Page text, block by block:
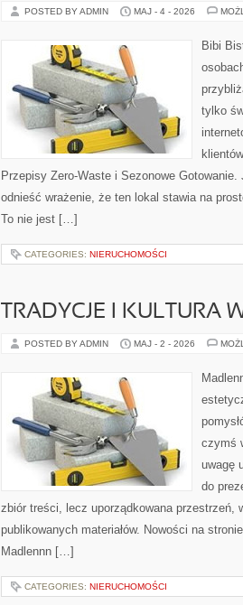
POSTED BY ADMIN MAJ - 4 - 2026
Bibi
tylko
Przepisy Zero-Waste i Sezonowe
odnieść wrażenie, że ten lokal stawia na
To nie jest […]
CATEGORIES: NIERUCHOMOŚCI
TRADYCJE I KULTURA
POSTED BY ADMIN MAJ - 2 - 2026
czymś
uwagę
do
zbiór treści, lecz uporządkowana
publikowanych materiałów. Nowości na
Madlennn […]
CATEGORIES: NIERUCHOMOŚCI